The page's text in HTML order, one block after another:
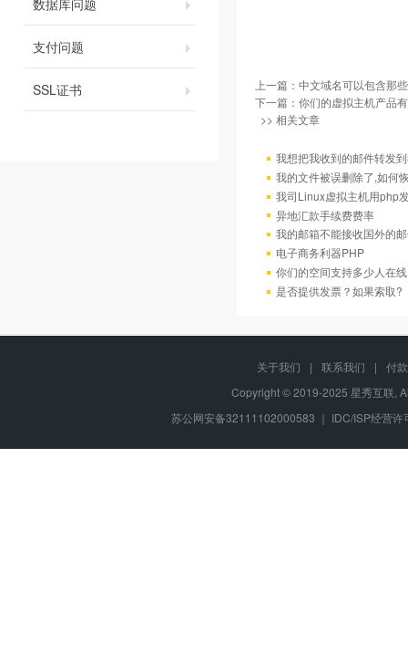
数据库问题
支付问题
SSL证书 上一篇： 中文域名可以包含那
下一篇： 你们的虚拟主机产品
>> 相关文章
我想把我收到的邮件转发
我的文件被误删除了,如何
我司Linux虚拟主机用php
异地汇款手续费费率
我的邮箱不能接收国外的
电子商务利器PHP
你们的空间支持多少人在
是否提供发票？如果索取?
关于我们 | 联系我们 |
付
Copyright © 2019-2025 星秀互联,
苏公网安备32111102000583 ｜ IDC/ISP经营